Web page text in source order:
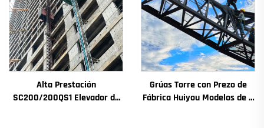
Alta Prestación
SC200/200QS1 Elevador de
Grúas Torre con Prezo de
Fábrica Huiyou Modelos de 4